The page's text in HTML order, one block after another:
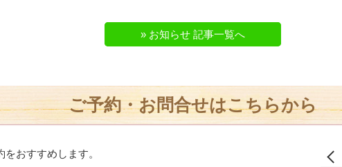
» お知らせ 記事一覧へ
ご予約・お問合せはこちらから
おすすめします。